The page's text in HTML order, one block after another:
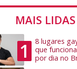
MAIS LIDAS
1
8 lugares
que
por dia no